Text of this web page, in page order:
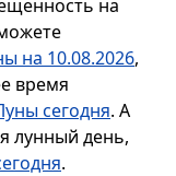
на
на 10.08.2026,
время
сегодня. А
лунный день,
.